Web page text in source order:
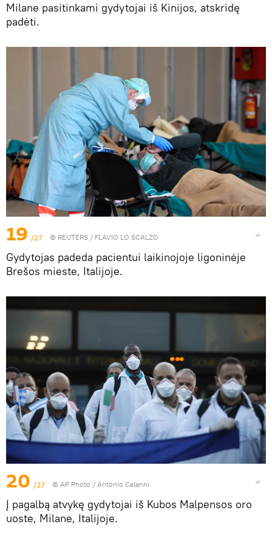
Milane pasitinkami gydytojai iš Kinijos, atskridę
padėti.
19 /27 © REUTERS / FLAVIO LO SCALZO
Gydytojas padeda pacientui laikinojoje ligoninėje
Brešos mieste, Italijoje.
20 /27 © AP Photo / Antonio Calanni
Į pagalbą atvykę gydytojai iš Kubos Malpensos oro
uoste, Milane, Italijoje.